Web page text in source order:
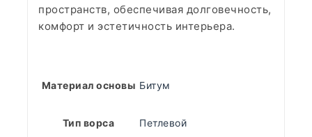
пространств, обеспечивая долговечность,
комфорт и эстетичность интерьера.
Материал основы Битум
Тип ворса Петлевой